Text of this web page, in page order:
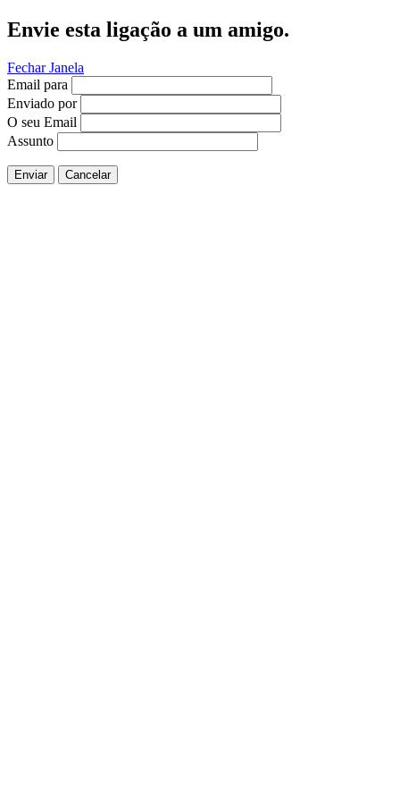
Envie esta ligação a um amigo.
Fechar Janela
Email para
Enviado por
O seu Email
Assunto
Enviar Cancelar